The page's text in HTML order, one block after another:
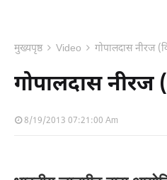
मुख्यपृष्ठ Video गोपालदास नीरज
गोपालदास नीरज
8/19/2013 07:21:00 Am